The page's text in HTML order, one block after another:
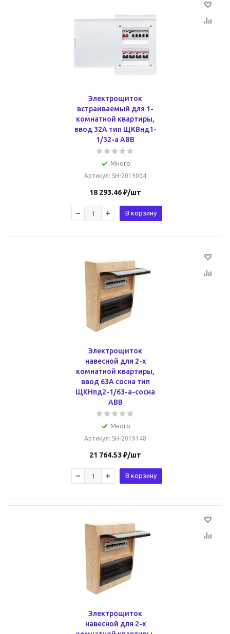
Электрощиток
встраиваемый для 1-
комнатной квартиры,
ввод 32А тип ЩКВнд1-
1/32-a ABB
Много
Артикул: SH-2019004
18 293.46₽/шт
В корзину
Электрощиток
навесной для 2-х
комнатной квартиры,
ввод 63А сосна тип
ЩКНпд2-1/63-a-сосна
ABB
Много
Артикул: SH-2019148
21 764.53 ₽/шт
В корзину
Электрощиток
навесной для 2-х